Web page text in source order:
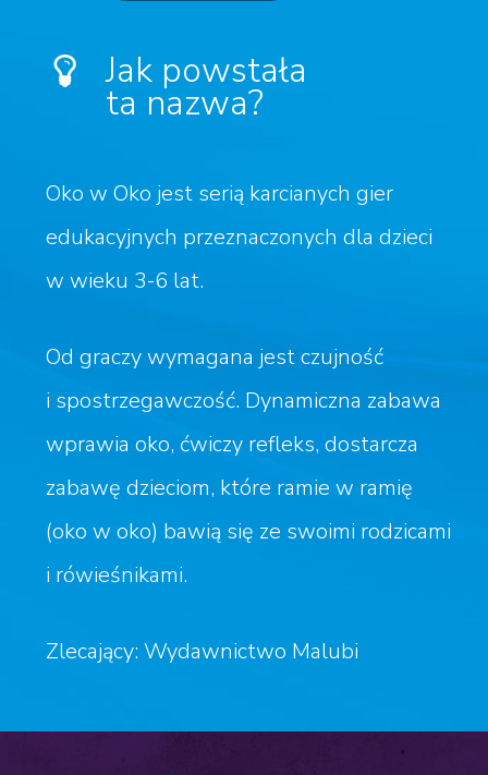
Jak powstała
ta nazwa?
Oko w Oko jest serią karcianych gier
edukacyjnych przeznaczonych dla dzieci
w wieku 3-6 lat.
Od graczy wymagana jest czujność
i spostrzegawczość. Dynamiczna zabawa
wprawia oko, ćwiczy refleks, dostarcza
zabawę dzieciom, które ramie w ramię
(oko w oko) bawią się ze swoimi rodzicami
i rówieśnikami.
Zlecający: Wydawnictwo Malubi